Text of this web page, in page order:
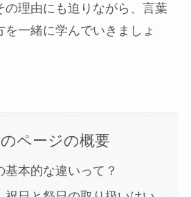
の理由にも迫りながら、言葉
一緒に学んでいきましょ
ページの概要
基本的な違いって？